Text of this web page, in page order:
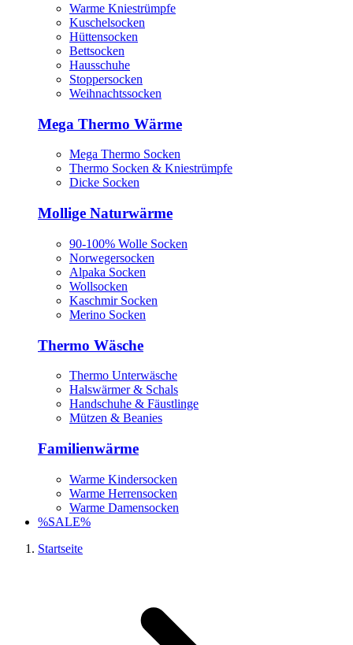
Warme Kniestrümpfe
Kuschelsocken
Hüttensocken
Bettsocken
Hausschuhe
Stoppersocken
Weihnachtssocken
Mega Thermo Wärme
Mega Thermo Socken
Thermo Socken & Kniestrümpfe
Dicke Socken
Mollige Naturwärme
90-100% Wolle Socken
Norwegersocken
Alpaka Socken
Wollsocken
Kaschmir Socken
Merino Socken
Thermo Wäsche
Thermo Unterwäsche
Halswärmer & Schals
Handschuhe & Fäustlinge
Mützen & Beanies
Familienwärme
Warme Kindersocken
Warme Herrensocken
Warme Damensocken
%SALE%
Startseite